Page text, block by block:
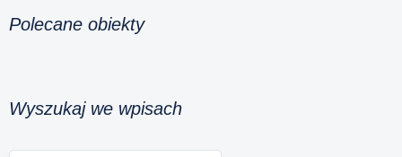
Polecane obiekty
Wyszukaj we wpisach